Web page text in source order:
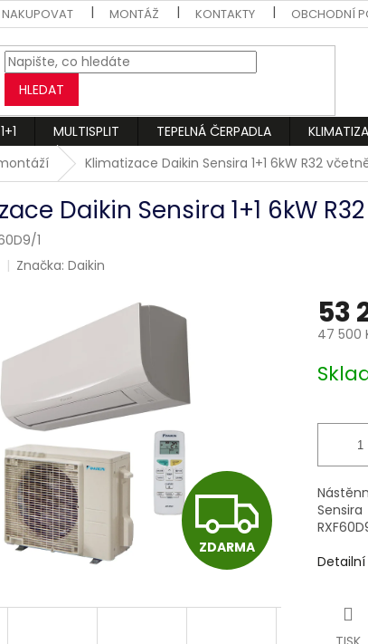
MONTÁŽ KONTAKTY OBCHODNÍ
HLEDAT
MULTISPLIT TEPELNÁ ČERPADLA
Klimatizace Daikin Sensira 1+1 6kW R32
Daikin Sensira 1+1 6kW
1
Značka:Daikin
Z
D
ZDARMA
53
47 500
cena: